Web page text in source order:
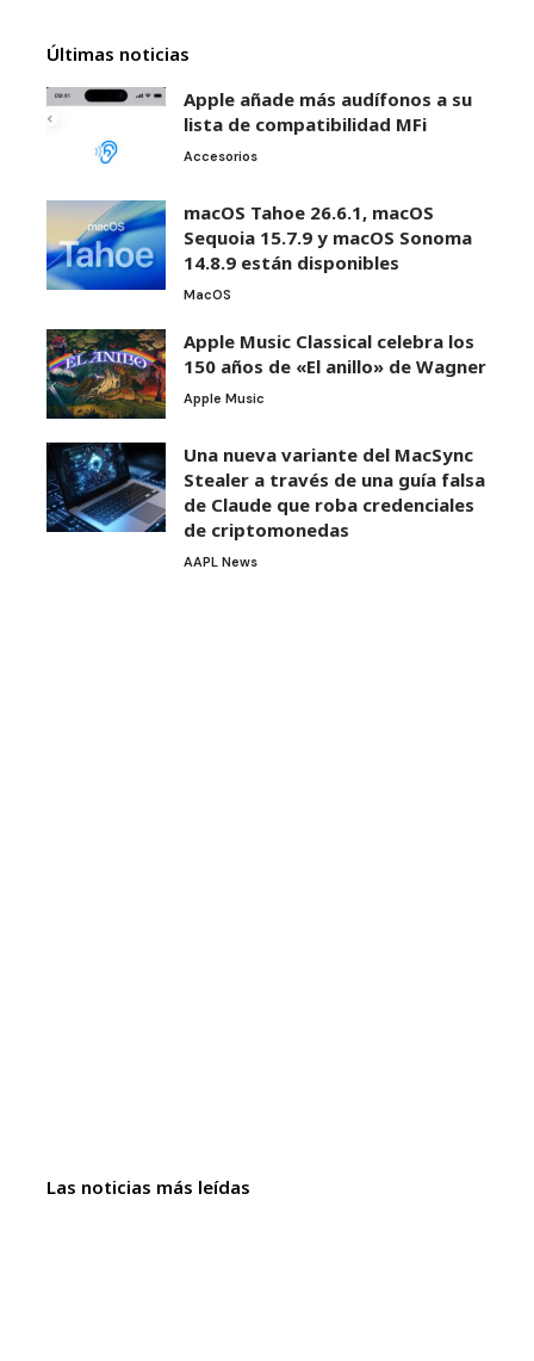
Últimas noticias
Apple añade más audífonos a su
lista de compatibilidad MFi
Accesorios
macOS Tahoe 26.6.1, macOS
Sequoia 15.7.9 y macOS Sonoma
14.8.9 están disponibles
MacOS
Apple Music Classical celebra los
150 años de «El anillo» de Wagner
Apple Music
Una nueva variante del MacSync
Stealer a través de una guía falsa
de Claude que roba credenciales
de criptomonedas
AAPL News
Las noticias más leídas